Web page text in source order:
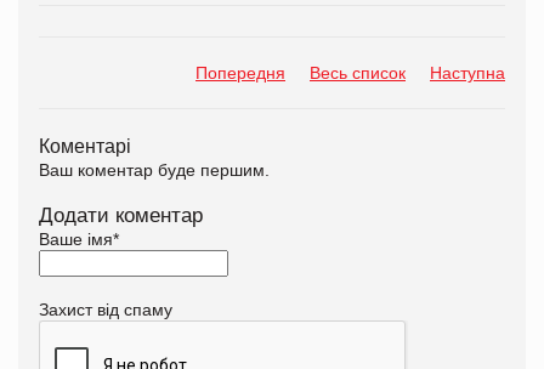
Попередня Весь список Наступна
Коментарі
Ваш коментар буде першим.
Додати коментар
Ваше імя*
Захист від спаму